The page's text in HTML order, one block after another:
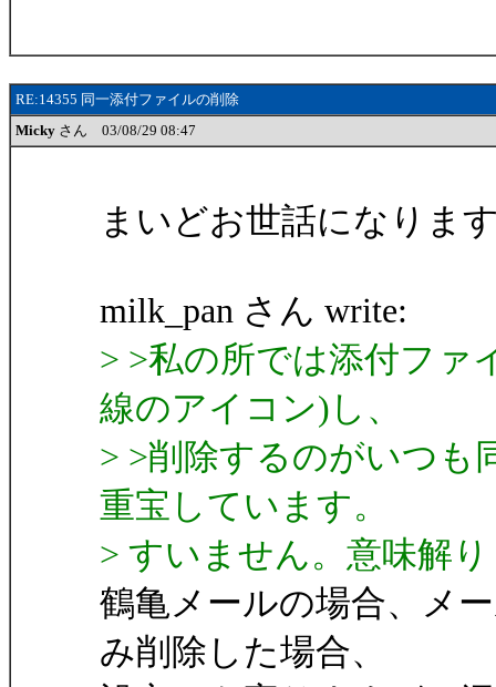
RE:14355 同一添付ファイルの削除
Micky さん 03/08/29 08:47
まいどお世話になりま
milk_pan さん write:
> >私の所では添付ファ
線のアイコン)し、
> >削除するのがいつも
重宝しています。
> すいません。意味解
鶴亀メールの場合、メ
み削除した場合、